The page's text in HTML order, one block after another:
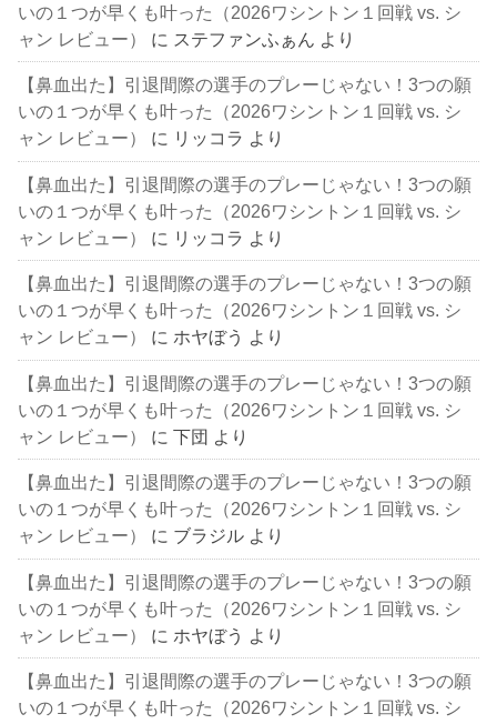
いの１つが早くも叶った（2026ワシントン１回戦 vs. シ
ャン レビュー）
に ステファンふぁん より
【鼻血出た】引退間際の選手のプレーじゃない！3つの願
いの１つが早くも叶った（2026ワシントン１回戦 vs. シ
ャン レビュー）
に リッコラ より
【鼻血出た】引退間際の選手のプレーじゃない！3つの願
いの１つが早くも叶った（2026ワシントン１回戦 vs. シ
ャン レビュー）
に リッコラ より
【鼻血出た】引退間際の選手のプレーじゃない！3つの願
いの１つが早くも叶った（2026ワシントン１回戦 vs. シ
ャン レビュー）
に ホヤぼう より
【鼻血出た】引退間際の選手のプレーじゃない！3つの願
いの１つが早くも叶った（2026ワシントン１回戦 vs. シ
ャン レビュー）
に下団 より
【鼻血出た】引退間際の選手のプレーじゃない！3つの願
いの１つが早くも叶った（2026ワシントン１回戦 vs. シ
ャン レビュー）
に ブラジル より
【鼻血出た】引退間際の選手のプレーじゃない！3つの願
いの１つが早くも叶った（2026ワシントン１回戦 vs. シ
ャン レビュー）
に ホヤぼう より
【鼻血出た】引退間際の選手のプレーじゃない！3つの願
いの１つが早くも叶った（2026ワシントン１回戦 vs. シ